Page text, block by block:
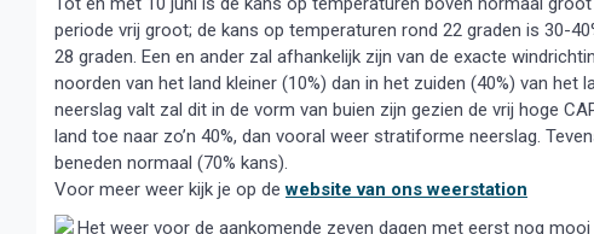
periode vrij groot; de kans op temperaturen rond 22 graden is 30-
28 graden. Een en ander zal afhankelijk zijn van de exacte
noorden van het land kleiner (10%) dan in het zuiden (40%) van het
neerslag valt zal dit in de vorm van buien zijn gezien de vrij hoge
land toe naar zo’n 40%, dan vooral weer stratiforme neerslag.
beneden normaal (70% kans).
Voor meer weer kijk je op dewebsite van ons weerstation